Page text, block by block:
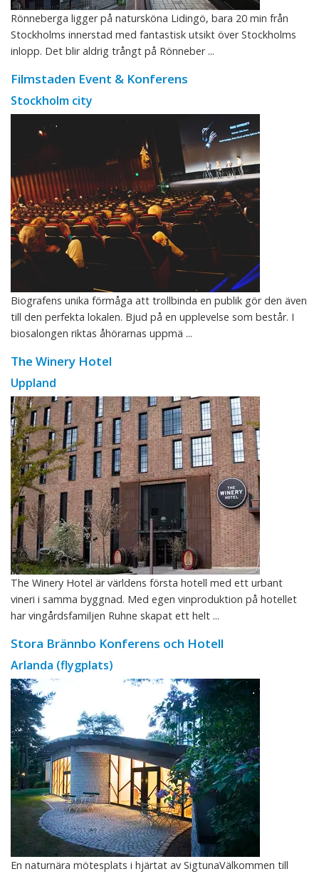
Rönneberga ligger på natursköna Lidingö, bara 20 min från
Stockholms innerstad med fantastisk utsikt över Stockholms
inlopp. Det blir aldrig trångt på Rönneber ...
Filmstaden Event & Konferens
Stockholm city
Biografens unika förmåga att trollbinda en publik gör den även
till den perfekta lokalen. Bjud på en upplevelse som består. I
biosalongen riktas åhörarnas uppmä ...
The Winery Hotel
Uppland
The Winery Hotel är världens första hotell med ett urbant
vineri i samma byggnad. Med egen vinproduktion på hotellet
har vingårdsfamiljen Ruhne skapat ett helt ...
Stora Brännbo Konferens och Hotell
Arlanda (flygplats)
En naturnära mötesplats i hjärtat av SigtunaVälkommen till